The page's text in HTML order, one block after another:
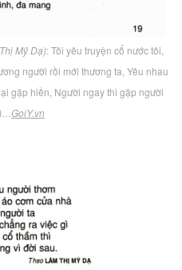
Mỹ Dạ): Tôi yêu truyện cổ nước tôi,
người rồi mới thương ta, Yêu nhau
gặp hiền, Người ngay thì gặp người
GoiY.vn